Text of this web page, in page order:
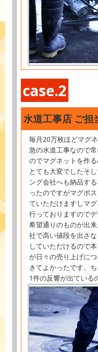
case.2
水道工事店 ご担
毎月20万枚ほどマグ
急の水道工事なので
のでマグネットを作
とても大変でしたそ
ング会社へも納品す
ったのですがマグポ
ていただけますしマ
行っておりますので
希望通りのものが出
社で高い値段を出さ
していただけるので
が日々の売り上げに
きてよかったです。
1件の反響が出ている